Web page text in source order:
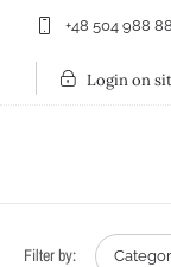
+48 504 988
Login on
Filter by: